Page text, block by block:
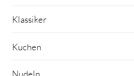
Klassiker
Kuchen
Nudeln